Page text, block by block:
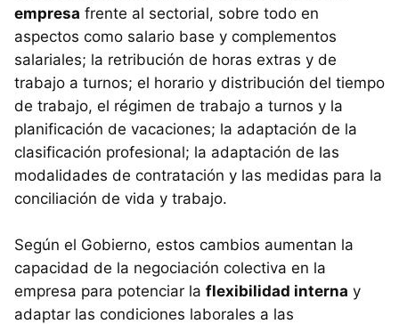
empresa frente al sectorial, sobre todo en
aspectos como salario base y complementos
salariales; la retribución de horas extras y de
trabajo a turnos; el horario y distribución del tiempo
de trabajo, el régimen de trabajo a turnos y la
planificación de vacaciones; la adaptación de la
clasificación profesional; la adaptación de las
modalidades de contratación y las medidas para la
conciliación de vida y trabajo.
Según el Gobierno, estos cambios aumentan la
capacidad de la negociación colectiva en la
empresa para potenciar la flexibilidad interna y
adaptar las condiciones laborales a las